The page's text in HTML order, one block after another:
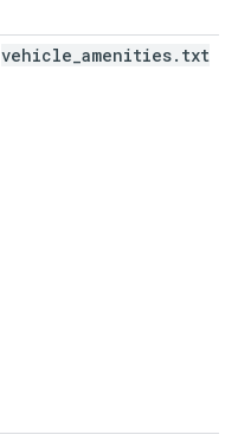
vehicle amenities. txt